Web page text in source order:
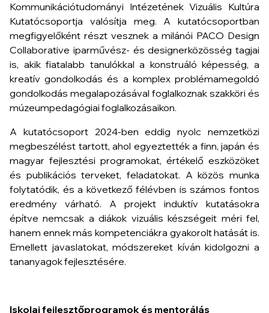
Kommunikációtudományi Intézetének Vizuális Kultúra
Kutatócsoportja valósítja meg. A kutatócsoportban
megfigyelőként részt vesznek a milánói PACO Design
Collaborative iparművész- és designerközösség tagjai
is, akik fiatalabb tanulókkal a konstruáló képesség, a
kreatív gondolkodás és a komplex problémamegoldó
gondolkodás megalapozásával foglalkoznak szakköri és
múzeumpedagógiai foglalkozásaikon.
A kutatócsoport 2024-ben eddig nyolc nemzetközi
megbeszélést tartott, ahol egyeztették a finn, japán és
magyar fejlesztési programokat, értékelő eszközöket
és publikációs terveket, feladatokat. A közös munka
folytatódik, és a következő félévben is számos fontos
eredmény várható. A projekt induktív kutatásokra
építve nemcsak a diákok vizuális készségeit méri fel,
hanem ennek más kompetenciákra gyakorolt hatását is.
Emellett javaslatokat, módszereket kíván kidolgozni a
tananyagok fejlesztésére.
Iskolai fejlesztőprogramok és mentorálás